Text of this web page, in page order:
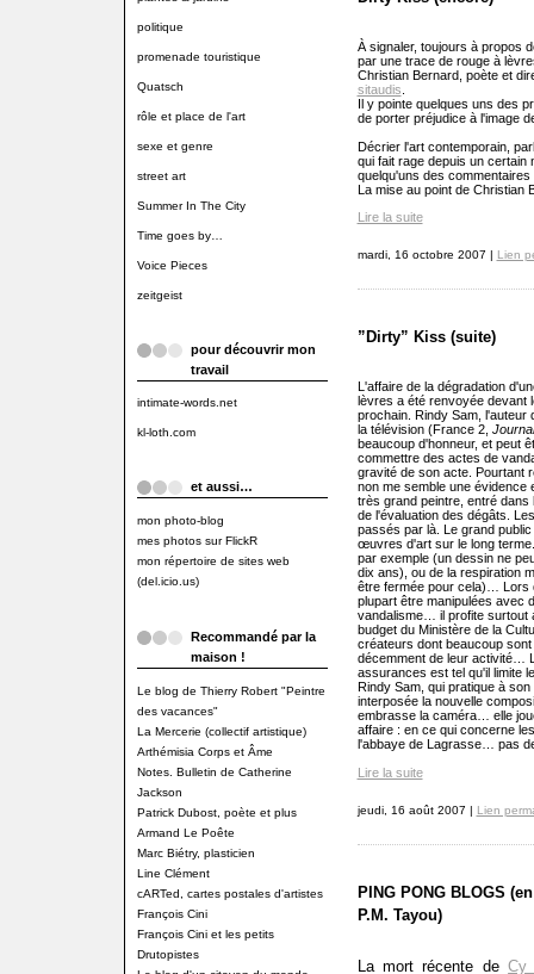
politique
promenade touristique
Quatsch
rôle et place de l'art
sexe et genre
street art
Summer In The City
Time goes by…
Voice Pieces
zeitgeist
pour découvrir mon
travail
intimate-words.net
kl-loth.com
et aussi…
mon photo-blog
mes photos sur FlickR
mon répertoire de sites web
(del.icio.us)
Recommandé par la
maison !
Le blog de Thierry Robert "Peintre
des vacances"
La Mercerie (collectif artistique)
Arthémisia Corps et Âme
Notes. Bulletin de Catherine
Jackson
Patrick Dubost, poète et plus
Armand Le Poête
Marc Biétry, plasticien
Line Clément
cARTed, cartes postales d'artistes
François Cini
François Cini et les petits
Drutopistes
À signaler, toujours à propos
par une trace de rouge à
Christian Bernard, poète et
sitaudis
Il y pointe quelques uns des
de porter préjudice à l'image
Décrier l'art contemporain,
qui fait rage depuis un certain
quelqu'uns des
La mise au point de Christian
Lire la suite
mardi, 16 octobre 2007 | Lien
”Dirty” Kiss (suite)
L'affaire de la dégradation
lèvres a été renvoyée devant
prochain. Rindy Sam, l'auteur
la télévision (France 2,
beaucoup d'honneur, et peut
commettre des actes de
gravité de son acte. Pourtant
non me semble une évidence
très grand peintre, entré dans
de l'évaluation des dégâts.
passés par là. Le grand
œuvres d'art sur le long
par exemple (un dessin ne
dix ans), ou de la respiration
être fermée pour cela)… Lors
plupart être manipulées avec
vandalisme… il profite
budget du Ministère de la
créateurs dont beaucoup
décemment de leur activité…
assurances est tel qu'il limite
Rindy Sam, qui pratique à
interposée la nouvelle
embrasse la caméra… elle
affaire : en ce qui concerne
l'abbaye de Lagrasse… pas
Lire la suite
jeudi, 16 août 2007 | Lien
PING PONG BLOGS
P.M. Tayou)
La mort récente deCy